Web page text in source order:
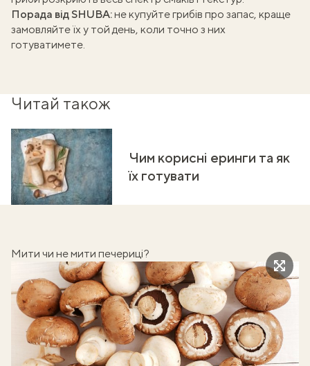
Порада від SHUBA:не купуйте грибів про запас, краще
замовляйте їх у той день, коли точно з них
готуватимете.
Читай також
Чим корисні еринги та як
їх готувати
Мити чи не мити печериці?